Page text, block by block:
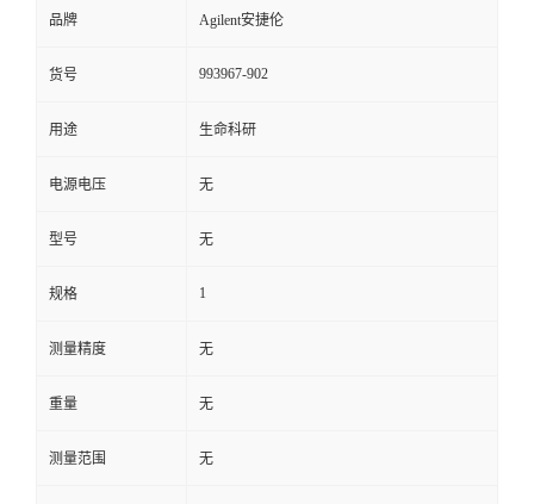
品牌 Agilent安捷伦
货号 993967-902
用途 生命科研
电源电压 无
型号 无
规格 1
测量精度 无
重量 无
测量范围 无